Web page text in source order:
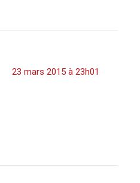
23 mars 2015 à 23h01